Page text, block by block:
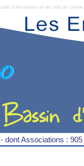
d'Arcachon et du Val de
dont Associations :